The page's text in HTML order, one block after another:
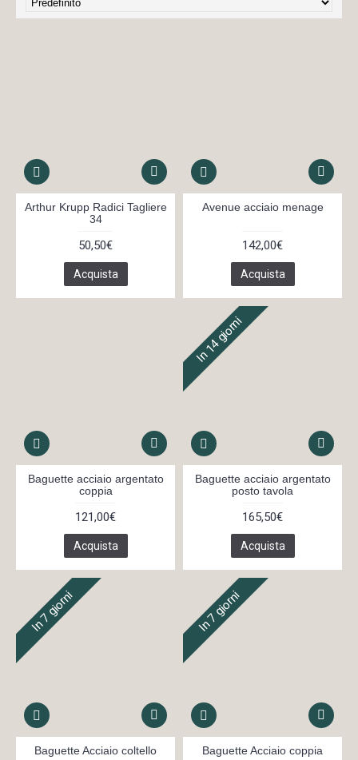
Arthur Krupp Radici Tagliere
34
50,50€
Acquista
Avenue acciaio menage
142,00€
Acquista
Baguette acciaio argentato
coppia
121,00€
Acquista
In 14 giorni
Baguette acciaio argentato
posto tavola
165,50€
Acquista
In 7 giorni
Baguette Acciaio coltello
In 7 giorni
Baguette Acciaio coppia